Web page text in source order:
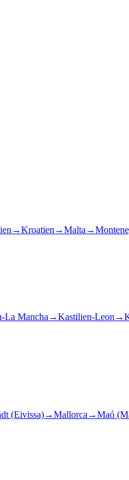
→Kroatien →Malta →
La Mancha →Kastilien-Leon →
(Eivissa)→Mallorca →Maó